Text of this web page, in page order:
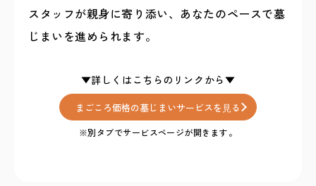
スタッフが親身に寄り添い、あなたのペースで墓
じまいを進められます。
まごころ価格の墓じまいサービスを⾒る